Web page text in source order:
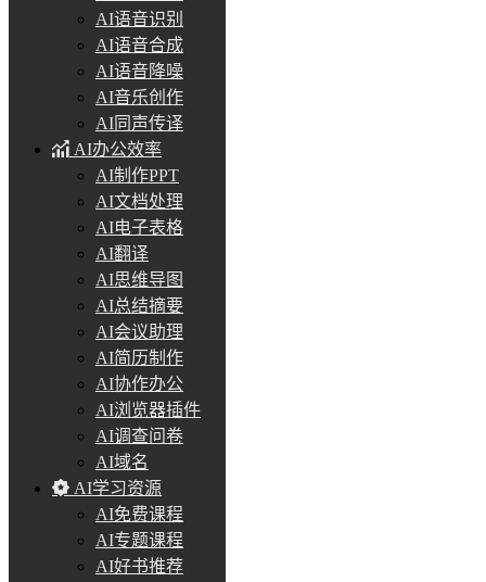
AI语音识别
AI语音合成
AI语音降噪
AI音乐创作
AI同声传译
AI办公效率
AI制作PPT
AI文档处理
AI电子表格
AI翻译
AI思维导图
AI总结摘要
AI会议助理
AI简历制作
AI协作办公
AI浏览器插件
AI调查问卷
AI域名
AI学习资源
AI免费课程
AI专题课程
AI好书推荐